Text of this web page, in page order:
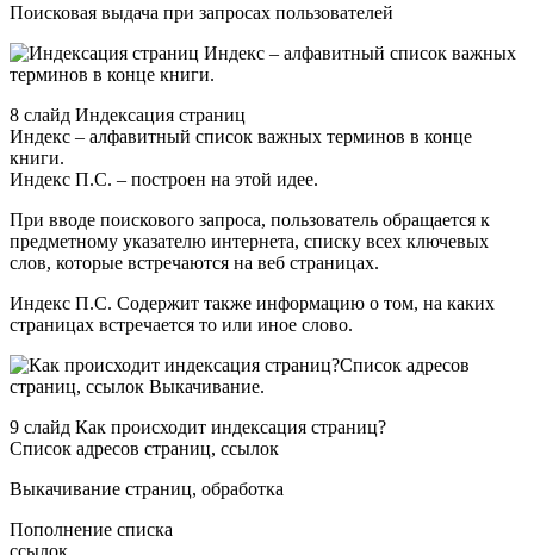
Поисковая выдача при запросах пользователей
8 слайд Индексация страниц
Индекс – алфавитный список важных терминов в конце
книги.
Индекс П.С. – построен на этой идее.
При вводе поискового запроса, пользователь обращается к
предметному указателю интернета, списку всех ключевых
слов, которые встречаются на веб страницах.
Индекс П.С. Содержит также информацию о том, на каких
страницах встречается то или иное слово.
9 слайд Как происходит индексация страниц?
Список адресов страниц, ссылок
Выкачивание страниц, обработка
Пополнение списка
ссылок